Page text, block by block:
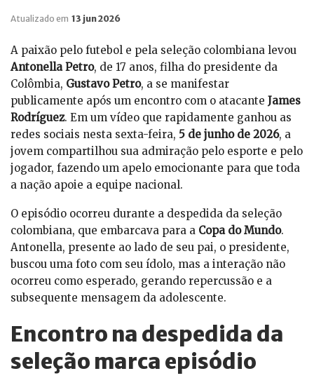
Atualizado em 13 jun 2026
A paixão pelo futebol e pela seleção colombiana levou
Antonella Petro, de 17 anos, filha do presidente da
Colômbia, Gustavo Petro, a se manifestar
publicamente após um encontro com o atacante James
Rodríguez. Em um vídeo que rapidamente ganhou as
redes sociais nesta sexta-feira, 5 de junho de 2026, a
jovem compartilhou sua admiração pelo esporte e pelo
jogador, fazendo um apelo emocionante para que toda
a nação apoie a equipe nacional.
O episódio ocorreu durante a despedida da seleção
colombiana, que embarcava para a Copa do Mundo.
Antonella, presente ao lado de seu pai, o presidente,
buscou uma foto com seu ídolo, mas a interação não
ocorreu como esperado, gerando repercussão e a
subsequente mensagem da adolescente.
Encontro na despedida da
seleção marca episódio